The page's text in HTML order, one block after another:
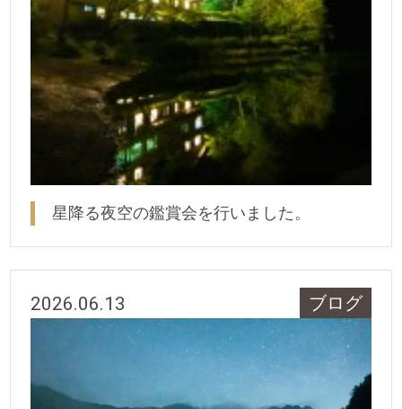
星降る夜空の鑑賞会を行いました。
2026.06.13 ブログ